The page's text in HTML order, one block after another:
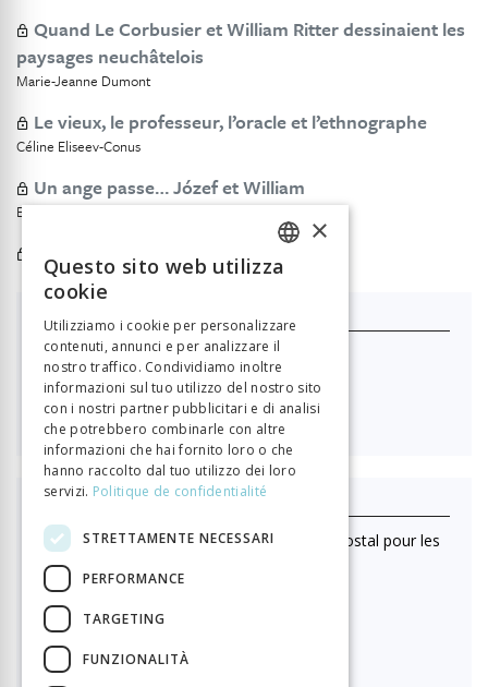
Quand Le Corbusier et William Ritter dessinaient les
paysages neuchâtelois
Marie-Jeanne Dumont
Le vieux, le professeur, l’oracle et l’ethnographe
Céline Eliseev-Conus
Un ange passe… Józef et William
Elisabeth Crettaz-Stürzel
Références bibliographiques
Je m'abonne
Nouvelle Revue Neuchâteloise
40.00 
(Lecture en ligne uniquement. Pas d'envoi postal pour les
achats au numéro)
Format HTML (lecture en ligne)
FRENCH
×
Questo sito web utilizza
cookie
Utilizziamo i cookie per personalizzare
contenuti, annunci e per analizzare il
nostro traffico. Condividiamo inoltre
informazioni sul tuo utilizzo del nostro sito
con i nostri partner pubblicitari e di analisi
che potrebbero combinarle con altre
informazioni che hai fornito loro o che
hanno raccolto dal tuo utilizzo dei loro
servizi. Politique de confidentialité
STRETTAMENTE NECESSARI
PERFORMANCE
TARGETING
FUNZIONALITÀ